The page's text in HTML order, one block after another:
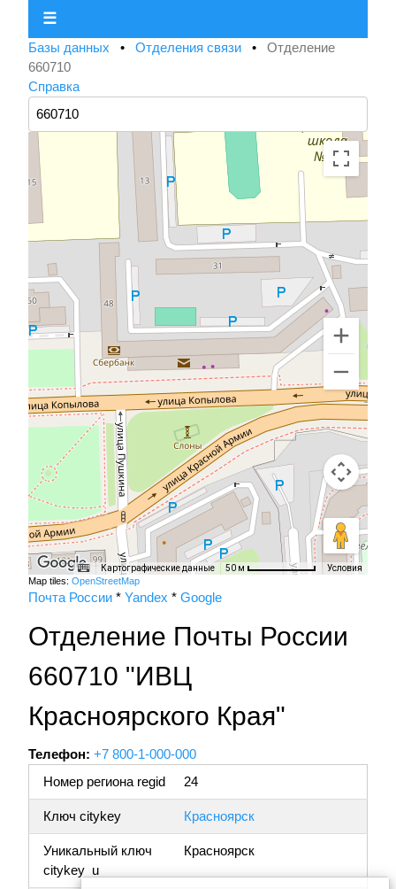
☰
Базы данных • Отделения связи • Отделение
660710
Справка
Картографические данные 50 м Условия
Map tiles: OpenStreetMap
Почта России * Yandex * Google
Отделение Почты России
660710 "ИВЦ
Красноярского Края"
Телефон: +7 800-1-000-000
Номер региона regid
24
Ключ citykey Красноярск
Уникальный ключ
citykey_u
Красноярск